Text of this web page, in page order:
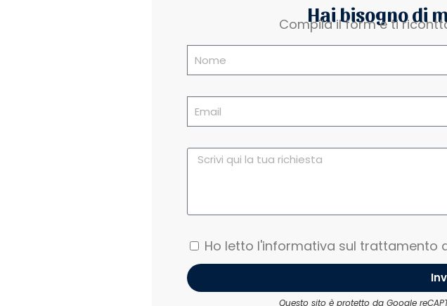
Hai bisogno di
Compila il form e ti
Ho letto l'informativa sul trattamento
Questo sito è protetto da Google